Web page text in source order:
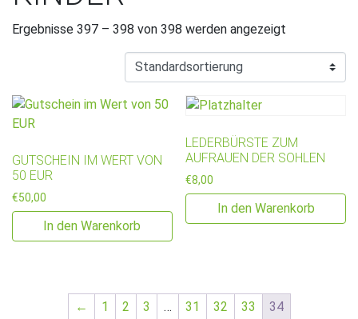
Ergebnisse 397 – 398 von 398 werden angezeigt
GUTSCHEIN IM WERT VON
50 EUR
€50,00
In den Warenkorb
LEDERBÜRSTE ZUM
AUFRAUEN DER SOHLEN
€8,00
In den Warenkorb
← 1 2 3 … 31 32 33 34